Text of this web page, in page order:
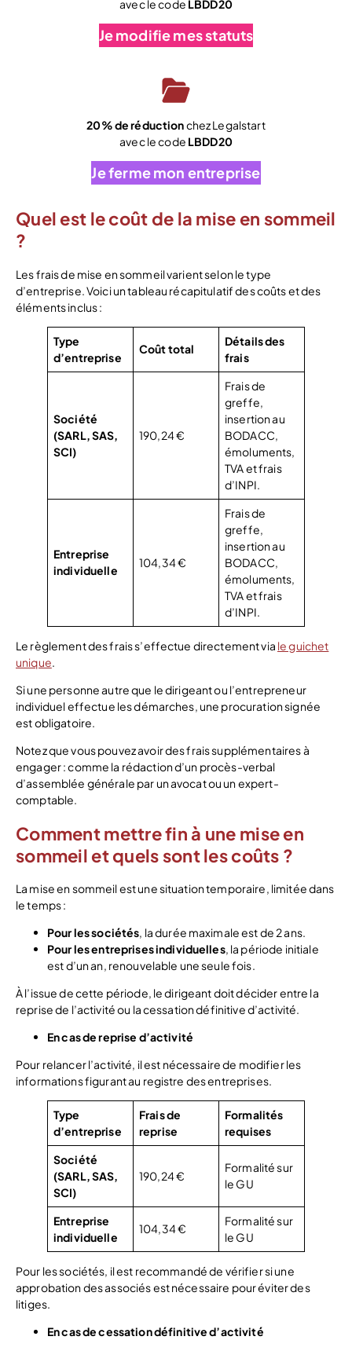
avec le code LBDD20
Je modifie mes statuts
20% de réductionchez Legalstart
avec le code LBDD20
Je ferme mon entreprise
Quel est le coût de la mise en sommeil
?
Les frais de mise en sommeil varient selon le type
d’entreprise. Voici un tableau récapitulatif des coûts et des
éléments inclus :
Type
d’entreprise
Coût total
Détails des
frais
Société
(SARL, SAS,
SCI)
190,24 €
Frais de
greffe,
insertion au
BODACC,
émoluments,
TVA et frais
d’INPI.
Entreprise
individuelle
104,34 €
Frais de
greffe,
insertion au
BODACC,
émoluments,
TVA et frais
d’INPI.
Le règlement des frais s’effectue directement via le guichet
unique.
Si une personne autre que le dirigeant ou l’entrepreneur
individuel effectue les démarches, une procuration signée
est obligatoire.
Notez que vous pouvez avoir des frais supplémentaires à
engager : comme la rédaction d’un procès-verbal
d’assemblée générale par un avocat ou un expert-
comptable.
Comment mettre fin à une mise en
sommeil et quels sont les coûts ?
La mise en sommeil est une situation temporaire, limitée dans
le temps :
Pour les sociétés, la durée maximale est de 2 ans.
Pour les entreprises individuelles, la période initiale
est d’un an, renouvelable une seule fois.
À l’issue de cette période, le dirigeant doit décider entre la
reprise de l’activité ou la cessation définitive d’activité.
En cas de reprise d’activité
Pour relancer l’activité, il est nécessaire de modifier les
informations figurant au registre des entreprises.
Type
d’entreprise
Frais de
reprise
Formalités
requises
Société
(SARL, SAS,
SCI)
190,24 €
Formalité sur
le GU
Entreprise
individuelle
104,34 €
Formalité sur
le GU
Pour les sociétés, il est recommandé de vérifier si une
approbation des associés est nécessaire pour éviter des
litiges.
En cas de cessation définitive d’activité